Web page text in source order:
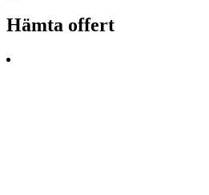
Hämta offert